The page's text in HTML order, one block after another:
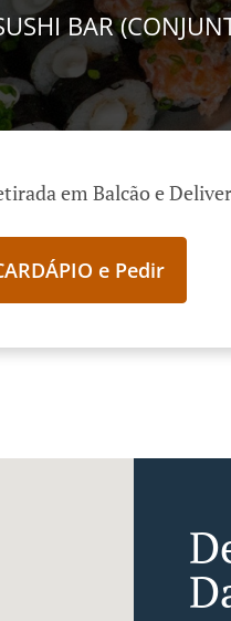
BAR
em Balcão e
e Pedir